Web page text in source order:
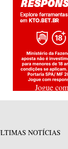
Jogue
NOTÍCIAS